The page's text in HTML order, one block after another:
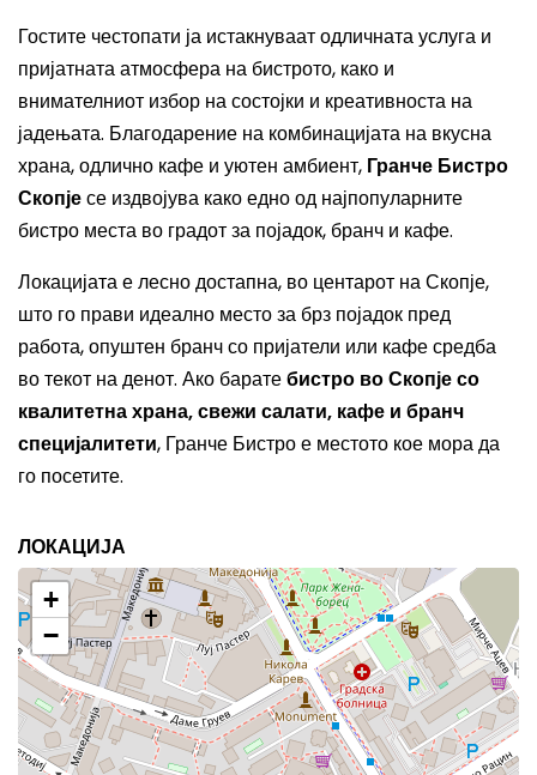
Гостите честопати ја истакнуваат одличната услуга и
пријатната атмосфера на бистрото, како и
внимателниот избор на состојки и креативноста на
јадењата. Благодарение на комбинацијата на вкусна
храна, одлично кафе и уютен амбиент, Гранче Бистро
Скопјесе издвојува како едно од најпопуларните
бистро места во градот за појадок, бранч и кафе.
Локацијата е лесно достапна, во центарот на Скопје,
што го прави идеално место за брз појадок пред
работа, опуштен бранч со пријатели или кафе средба
во текот на денот. Ако баратебистро во Скопје со
квалитетна храна, свежи салати, кафе и бранч
специјалитети, Гранче Бистро е местото кое мора да
го посетите.
ЛОКАЦИЈА
+
−